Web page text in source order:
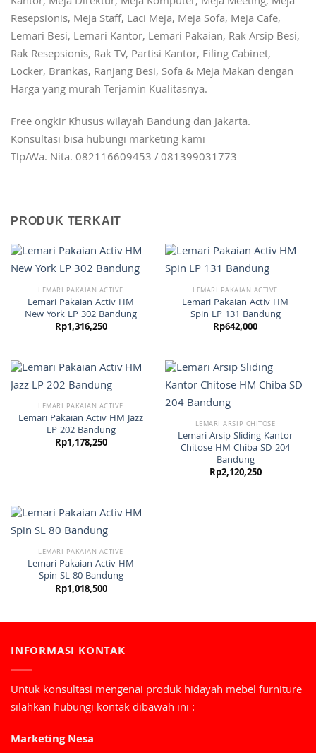
Resepsionis, Meja Staff, Laci Meja, Meja Sofa, Meja Cafe,
Lemari Besi, Lemari Kantor, Lemari Pakaian, Rak Arsip Besi,
Rak Resepsionis, Rak TV, Partisi Kantor, Filing Cabinet,
Locker, Brankas, Ranjang Besi, Sofa & Meja Makan dengan
Harga yang murah Terjamin Kualitasnya.
Free ongkir Khusus wilayah Bandung dan Jakarta.
Konsultasi bisa hubungi marketing kami
Tlp/Wa. Nita. 082116609453 / 081399031773
PRODUK TERKAIT
LEMARI PAKAIAN ACTIVE
Lemari Pakaian Activ HM
New York LP 302 Bandung
Rp1,316,250
LEMARI PAKAIAN ACTIVE
Lemari Pakaian Activ HM
Spin LP 131 Bandung
Rp642,000
LEMARI PAKAIAN ACTIVE
Lemari Pakaian Activ HM Jazz
LP 202 Bandung
Rp1,178,250
LEMARI ARSIP CHITOSE
Lemari Arsip Sliding Kantor
Chitose HM Chiba SD 204
Bandung
Rp2,120,250
LEMARI PAKAIAN ACTIVE
Lemari Pakaian Activ HM
Spin SL 80 Bandung
Rp1,018,500
INFORMASI KONTAK
Untuk konsultasi mengenai produk hidayah mebel furniture
silahkan hubungi kontak dibawah ini :
Marketing Nesa